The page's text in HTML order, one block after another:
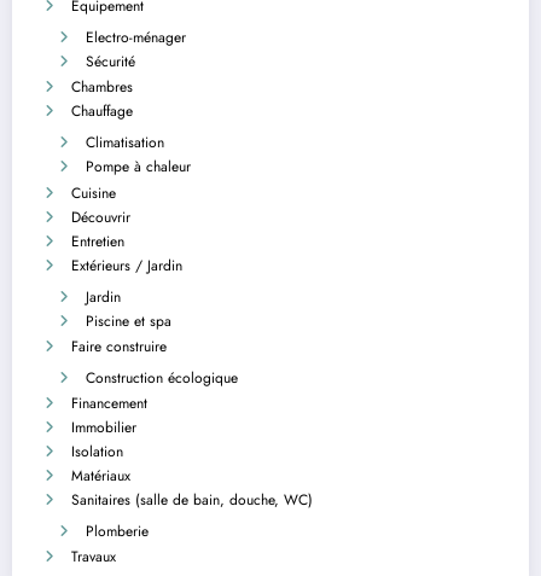
Équipement
Electro-ménager
Sécurité
Chambres
Chauffage
Climatisation
Pompe à chaleur
Cuisine
Découvrir
Entretien
Extérieurs / Jardin
Jardin
Piscine et spa
Faire construire
Construction écologique
Financement
Immobilier
Isolation
Matériaux
Sanitaires (salle de bain, douche, WC)
Plomberie
Travaux